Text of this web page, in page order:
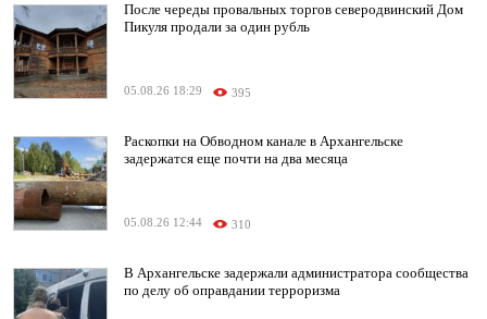
После череды провальных торгов северодвинский Дом
Пикуля продали за один рубль
05.08.26 18:29 395
Раскопки на Обводном канале в Архангельске
задержатся еще почти на два месяца
05.08.26 12:44 310
В Архангельске задержали администратора сообщества
по делу об оправдании терроризма